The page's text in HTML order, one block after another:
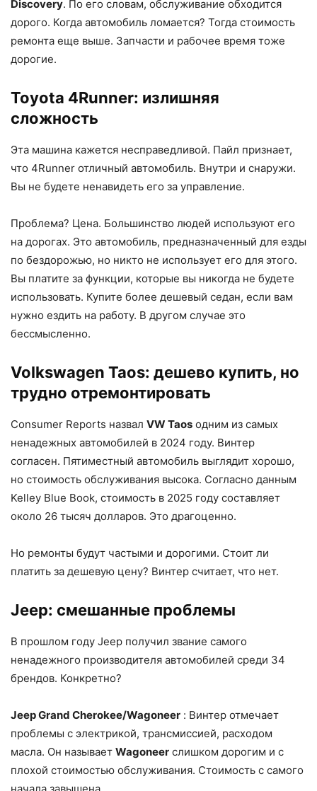
Discovery. По его словам, обслуживание обходится
дорого. Когда автомобиль ломается? Тогда стоимость
ремонта еще выше. Запчасти и рабочее время тоже
дорогие.
Toyota 4Runner: излишняя
сложность
Эта машина кажется несправедливой. Пайл признает,
что 4Runner отличный автомобиль. Внутри и снаружи.
Вы не будете ненавидеть его за управление.
Проблема? Цена. Большинство людей используют его
на дорогах. Это автомобиль, предназначенный для езды
по бездорожью, но никто не использует его для этого.
Вы платите за функции, которые вы никогда не будете
использовать. Купите более дешевый седан, если вам
нужно ездить на работу. В другом случае это
бессмысленно.
Volkswagen Taos: дешево купить, но
трудно отремонтировать
Consumer Reports назвал VW Taos одним из самых
ненадежных автомобилей в 2024 году. Винтер
согласен. Пятиместный автомобиль выглядит хорошо,
но стоимость обслуживания высока. Согласно данным
Kelley Blue Book, стоимость в 2025 году составляет
около 26 тысяч долларов. Это драгоценно.
Но ремонты будут частыми и дорогими. Стоит ли
платить за дешевую цену? Винтер считает, что нет.
Jeep: смешанные проблемы
В прошлом году Jeep получил звание самого
ненадежного производителя автомобилей среди 34
брендов. Конкретно?
Jeep Grand Cherokee/Wagoneer : Винтер отмечает
проблемы с электрикой, трансмиссией, расходом
масла. Он называет Wagoneer слишком дорогим и с
плохой стоимостью обслуживания. Стоимость с самого